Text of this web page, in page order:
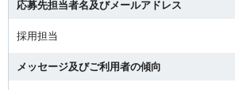
応募先担当者名及びメールアドレス
採用担当
メッセージ及びご利用者の傾向